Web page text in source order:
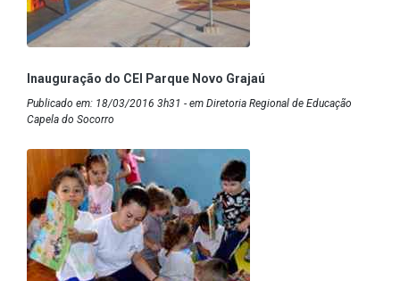
Inauguração do CEI Parque Novo Grajaú
Publicado em: 18/03/2016 3h31 - em Diretoria Regional de Educação
Capela do Socorro